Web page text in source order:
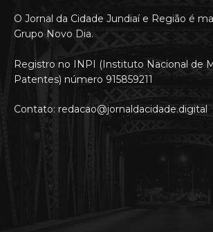
O Jornal da Cidade Jundiaí e Região é
Grupo Novo Dia.
Registro no INPI (Instituto Nacional de
Patentes) número 915859211
Contato: redacao@jornaldacidade.digital